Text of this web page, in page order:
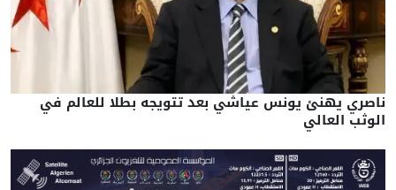
ناصري يهنئ يونس عياشي بعد تتويجه بطلا للعالم في
الوثب العالي